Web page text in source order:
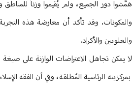
همَّشوا دور الجميع، ولم يُقيموا وزناً
والمكونات. وقد تأكد أن معارضة هذه
والعلويين والأكراد.
بمركزيته الرئاسية المُطلقة، وفي أن الفقه